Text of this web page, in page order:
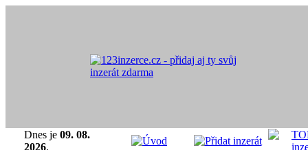
Dnes je 09. 08.
2026.